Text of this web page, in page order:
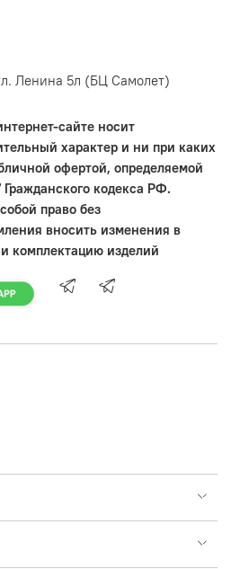
Ленина 5л (БЦ Самолет)
сайте носит
характер и ни при каких
офертой, определяемой
кодекса РФ.
право без
вносить изменения в
комплектацию изделий